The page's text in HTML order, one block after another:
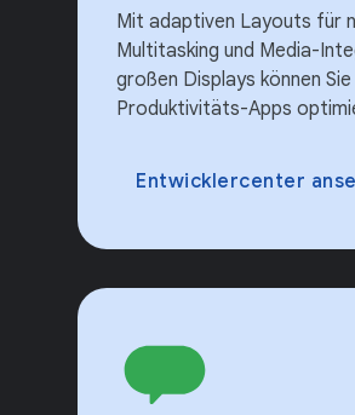
Mit adaptiven Layouts für
Multitasking und Media-
großen Displays können
Produktivitäts-Apps
Entwicklercenter